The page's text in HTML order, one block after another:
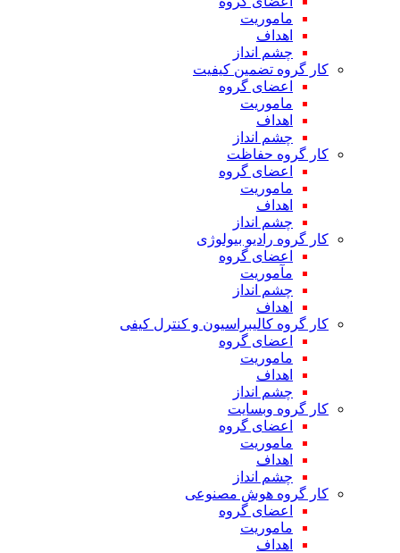
ماموریت
اهداف
چشم انداز
کار گروه تضمین کیفیت
اعضای گروه
ماموریت
اهداف
چشم انداز
کار گروه حفاظت
اعضای گروه
ماموریت
اهداف
چشم انداز
کار گروه رادیو بیولوژی
اعضای گروه
مآموریت
چشم انداز
اهداف
کار گروه کالیبراسیون و کنترل کیفی
اعضای گروه
ماموریت
اهداف
چشم انداز
کار گروه وبسایت
اعضای گروه
ماموریت
اهداف
چشم انداز
کار گروه هوش مصنوعی
اعضای گروه
ماموریت
اهداف